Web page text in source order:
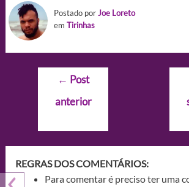
Postado porJoe Loreto
em Tirinhas
Navegação
Post
← Post
anterior
REGRAS DOS COMENTÁRIOS:
Para comentar é preciso ter uma